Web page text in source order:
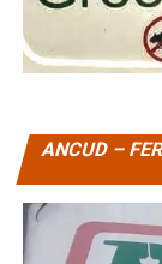
ANCUD –